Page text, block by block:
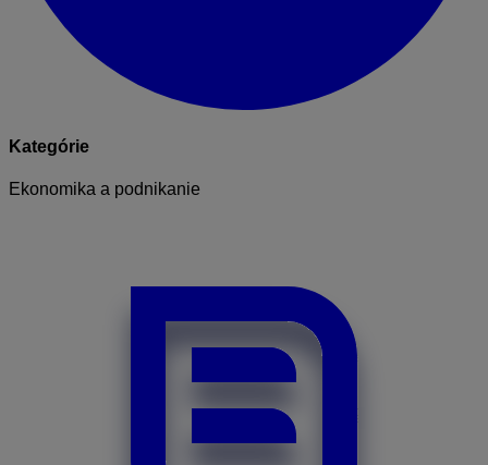
Kategórie
Ekonomika a podnikanie